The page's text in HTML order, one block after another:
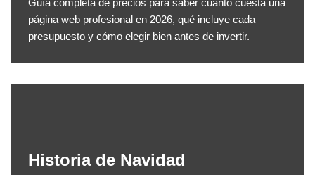
Guía completa de precios para saber cuánto cuesta una
página web profesional en 2026, qué incluye cada
presupuesto y cómo elegir bien antes de invertir.
Historia de Navidad